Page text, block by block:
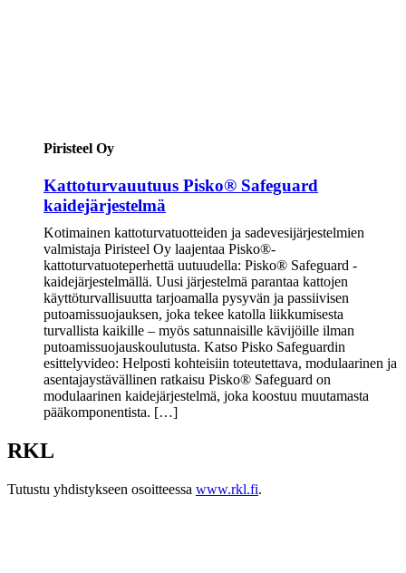
Piristeel Oy
Kattoturvauutuus Pisko® Safeguard
kaidejärjestelmä
Kotimainen kattoturvatuotteiden ja sadevesijärjestelmien
valmistaja Piristeel Oy laajentaa Pisko®-
kattoturvatuoteperhettä uutuudella: Pisko® Safeguard -
kaidejärjestelmällä. Uusi järjestelmä parantaa kattojen
käyttöturvallisuutta tarjoamalla pysyvän ja passiivisen
putoamissuojauksen, joka tekee katolla liikkumisesta
turvallista kaikille – myös satunnaisille kävijöille ilman
putoamissuojauskoulutusta. Katso Pisko Safeguardin
esittelyvideo: Helposti kohteisiin toteutettava, modulaarinen ja
asentajaystävällinen ratkaisu Pisko® Safeguard on
modulaarinen kaidejärjestelmä, joka koostuu muutamasta
pääkomponentista. […]
RKL
Tutustu yhdistykseen osoitteessa www.rkl.fi.